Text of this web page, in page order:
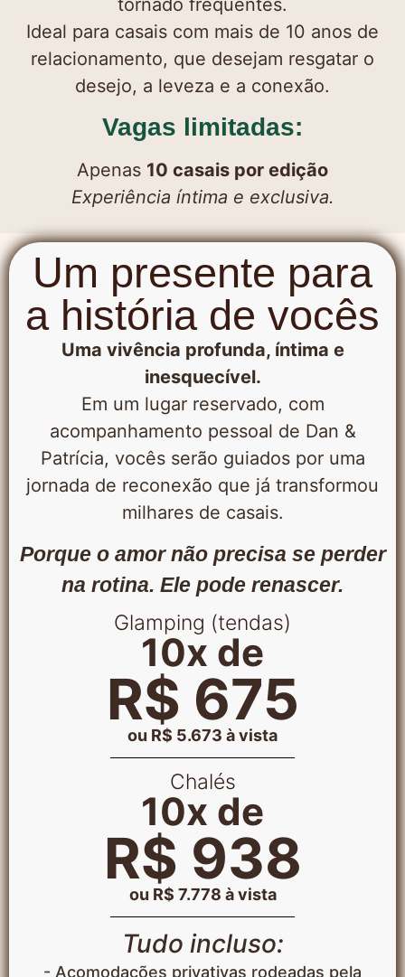
tornado frequentes.
Ideal para casais com mais de 10 anos de
relacionamento, que desejam resgatar o
desejo, a leveza e a conexão.
Vagas limitadas:
Apenas 10 casais por edição
Experiência íntima e exclusiva.
Um presente para
a história de vocês
Uma vivência profunda, íntima e
inesquecível.
Em um lugar reservado, com
acompanhamento pessoal de Dan &
Patrícia, vocês serão guiados por uma
jornada de reconexão que já transformou
milhares de casais.
Porque o amor não precisa se perder
na rotina. Ele pode renascer.
Glamping (tendas)
10x de
R$ 675
ou R$ 5.673 à vista
Chalés
10x de
R$ 938
ou R$ 7.778 à vista
Tudo incluso:
- Acomodações privativas rodeadas pela